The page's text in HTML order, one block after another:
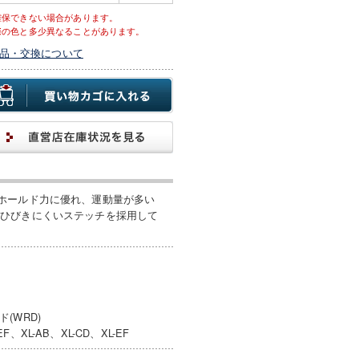
できない場合があります。
色と多少異なることがあります。
・交換について
ールド力に優れ、運動量が多い
びきにくいステッチを採用して
(WRD)
、XL-AB、XL-CD、XL-EF